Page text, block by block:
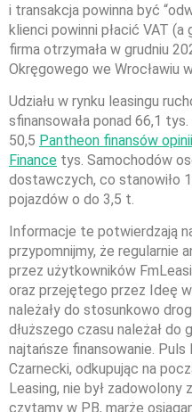
i transakcja powinna być
klienci powinni płacić VAT
firma otrzymała w grudniu
Okręgowego we Wrocławiu
Udziału w rynku leasingu
sfinansowała ponad 66,1
50,5 Pantheon finansów
Finance tys. Samochodów
dostawczych, co stanowiło
pojazdów o do 3,5 t.
Informacje te potwierdzają
przypomnijmy, że regularnie
przez użytkowników
oraz przejętego przez Ideę
należały do stosunkowo
dłuższego czasu należał do
najtańsze finansowanie.
Czarnecki, odkupując na
Leasing, nie był zadowolony
czytamy w PB, marże